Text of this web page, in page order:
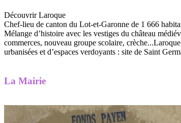
Découvrir Laroque
Chef-lieu de canton du Lot-et-Garonne de 1 666
Mélange d’histoire avec les vestiges du château
commerces, nouveau groupe scolaire,
urbanisées et d’espaces verdoyants : site de Saint
La Mairie